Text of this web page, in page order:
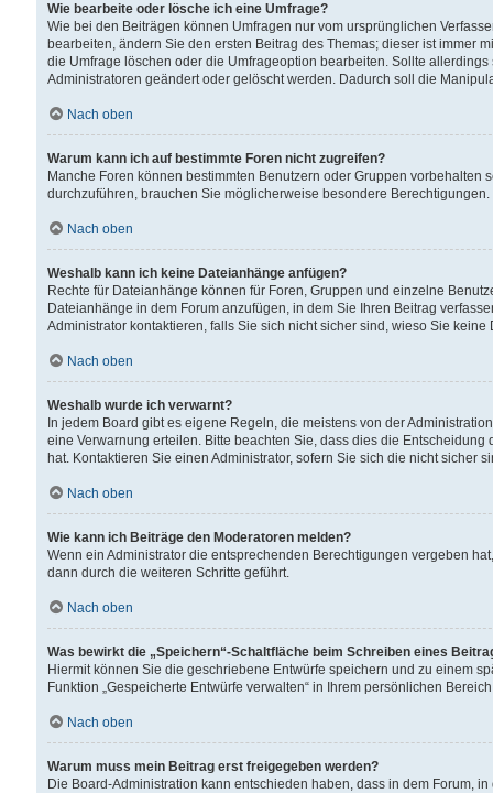
Wie bearbeite oder lösche ich eine Umfrage?
Wie bei den Beiträgen können Umfragen nur vom ursprünglichen
bearbeiten, ändern Sie den ersten Beitrag des Themas; dieser ist immer
die Umfrage löschen oder die Umfrageoption bearbeiten. Sollte
Administratoren geändert oder gelöscht werden. Dadurch soll die
Nach oben
Warum kann ich auf bestimmte Foren nicht zugreifen?
Manche Foren können bestimmten Benutzern oder Gruppen
durchzuführen, brauchen Sie möglicherweise besondere
Nach oben
Weshalb kann ich keine Dateianhänge anfügen?
Rechte für Dateianhänge können für Foren, Gruppen und einzelne
Dateianhänge in dem Forum anzufügen, in dem Sie Ihren Beitrag
Administrator kontaktieren, falls Sie sich nicht sicher sind, wieso Sie
Nach oben
Weshalb wurde ich verwarnt?
In jedem Board gibt es eigene Regeln, die meistens von der
eine Verwarnung erteilen. Bitte beachten Sie, dass dies die
hat. Kontaktieren Sie einen Administrator, sofern Sie sich die nicht sicher
Nach oben
Wie kann ich Beiträge den Moderatoren melden?
Wenn ein Administrator die entsprechenden Berechtigungen vergeben
dann durch die weiteren Schritte geführt.
Nach oben
Was bewirkt die „Speichern“-Schaltfläche beim Schreiben eines
Hiermit können Sie die geschriebene Entwürfe speichern und zu einem
Funktion „Gespeicherte Entwürfe verwalten“ in Ihrem persönlichen
Nach oben
Warum muss mein Beitrag erst freigegeben werden?
Die Board-Administration kann entschieden haben, dass in dem Forum,